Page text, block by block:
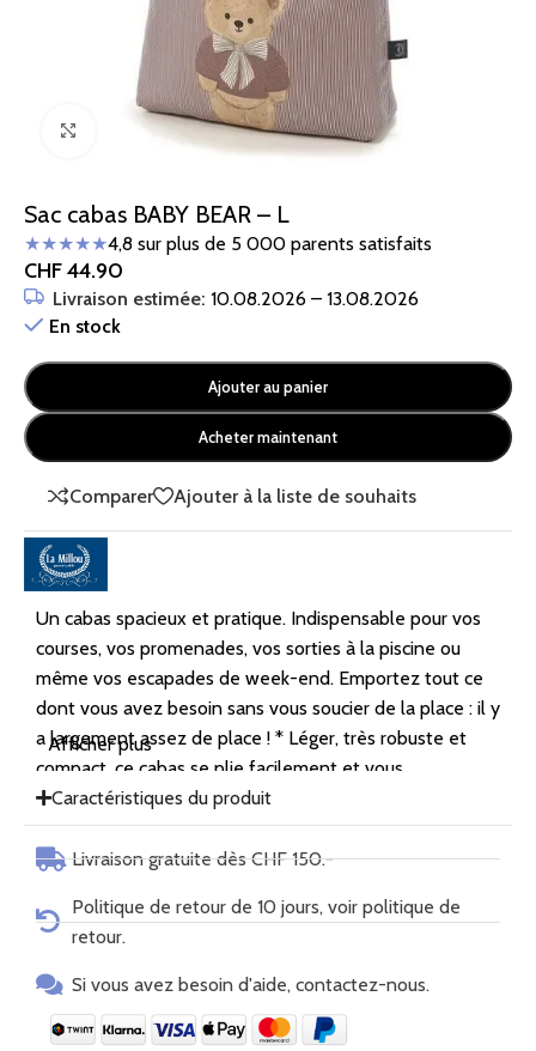
Cliquez pour agrandir
Sac cabas BABY BEAR – L
★★★★★4,8 sur plus de 5 000 parents satisfaits
CHF44.90
Livraison estimée: 10.08.2026 – 13.08.2026
En stock
Ajouter au panier
Acheter maintenant
Comparer Ajouter à la liste de souhaits
Un cabas spacieux et pratique. Indispensable pour vos
courses, vos promenades, vos sorties à la piscine ou
même vos escapades de week-end. Emportez tout ce
dont vous avez besoin sans vous soucier de la place : il y
a largement assez de place ! * Léger, très robuste et
compact, ce cabas se plie facilement et vous
accompagnera partout. * Il est doté d'une poche
intérieure pratique avec fermeture à pression et d'un
cordon de serrage en haut. * Grâce à ses roulettes
l'attacher à une poussette. Les crochets de fixation
inclus sont disponibles dans votre panier au prix spécial
de 11,90 €. * Confectionné à la main en polyester à
toutes vos activités.
Afficher plus
Caractéristiques du produit
Livraison gratuite dès CHF 150.-
Politique de retour de 10 jours, voir politique de
retour.
Si vous avez besoin d'aide, contactez-nous.